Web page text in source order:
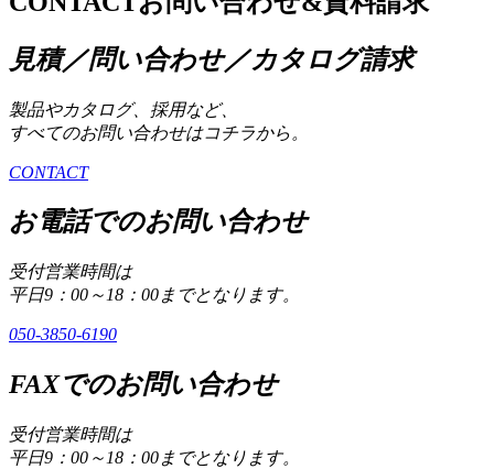
見積／問い合わせ／カタログ請求
製品やカタログ、採用など、
すべてのお問い合わせはコチラから。
CONTACT
お電話でのお問い合わせ
受付営業時間は
平日9：00～18：00までとなります。
050-3850-6190
FAXでのお問い合わせ
受付営業時間は
平日9：00～18：00までとなります。